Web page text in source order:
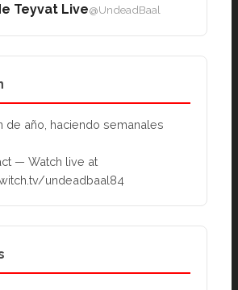
Teyvat Live@UndeadBaal
de año, haciendo semanales
— Watch live at
undeadbaal84